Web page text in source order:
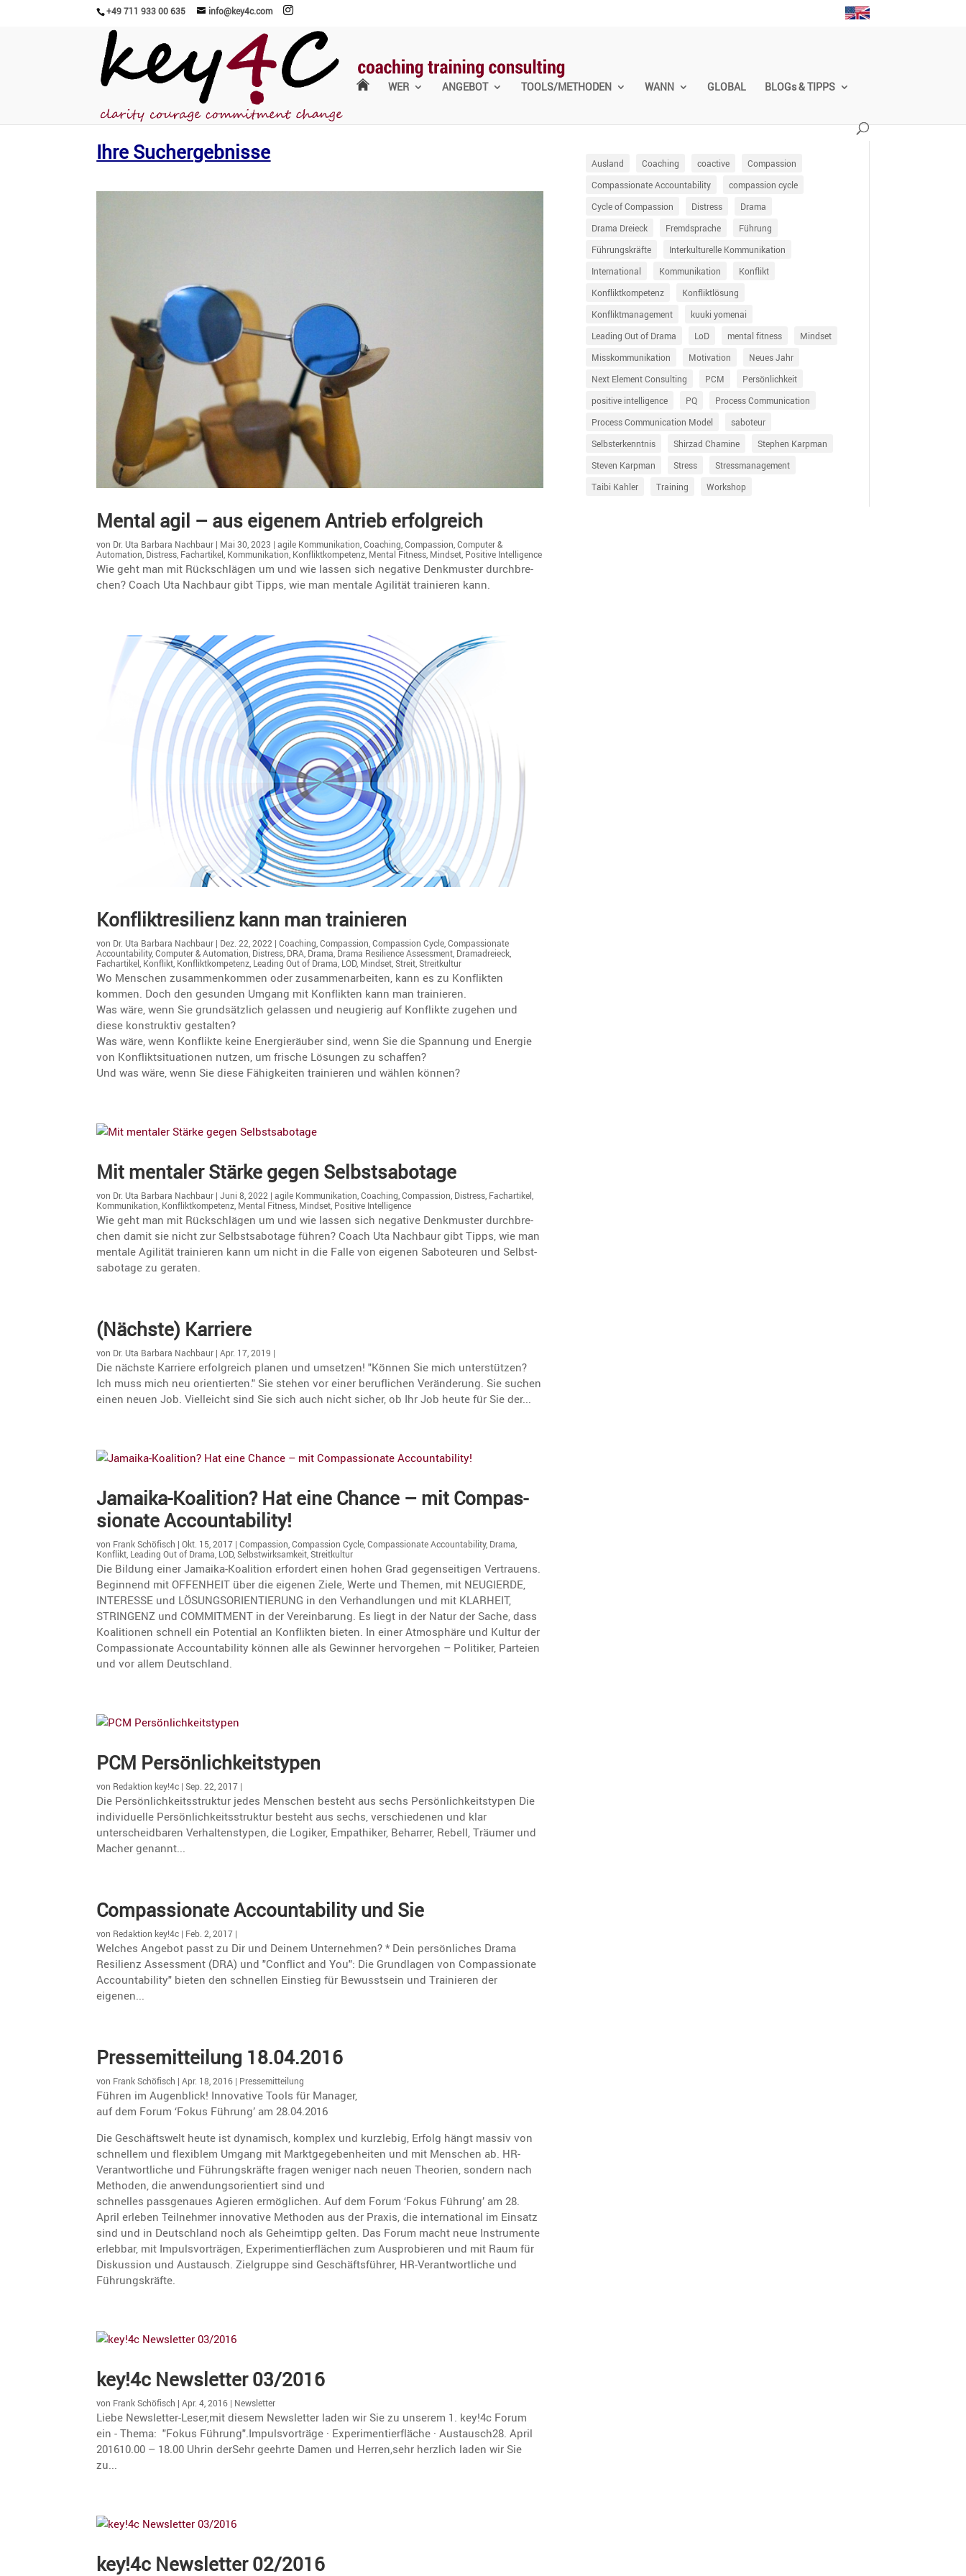
+49 711 933 00 635 info@key4c.com
WER ANGEBOT TOOLS/METHODEN WANN GLOBAL BLOGs & TIPPS
Ihre Suchergebnisse
Mental agil – aus eigenem Antrieb erfolgreich
von Dr. Uta Barbara Nachbaur | Mai 30, 2023 |agile Kommunikation,Coaching,Compassion,Computer &
Automation, Distress, Fachartikel, Kommunikation, Konfliktkompetenz, Mental Fitness, Mindset, Positive Intelligence
Wie geht man mit Rückschlägen um und wie lassen sich negative Denkmuster durch­bre­
chen? Coach Uta Nachbaur gibt Tipps, wie man mentale Agilität trainieren kann.
Konflikt­re­si­lienz kann man trainieren
von Dr. Uta Barbara Nachbaur | Dez. 22, 2022 |Coaching ,Compassion ,Compassion Cycle ,Compassionate
Accountability,Computer & Automation Distress DRA Drama Drama Resilience Assessment Dramadreieck
Fachartikel Konflikt Konfliktkompetenz Leading Out of Drama LOD, Mindset ,Streit ,Streitkultur
Wo Menschen zusam­men­kommen oder zusam­men­ar­beiten, kann es zu Konflikten
kommen. Doch den gesunden Umgang mit Konflikten kann man trainieren.
Was wäre, wenn Sie grund­sätz­lich gelassen und neugierig auf Konflikte zugehen und
diese konstruktiv gestalten?
Was wäre, wenn Konflikte keine Energie­räuber sind, wenn Sie die Spannung und Energie
von Konflikt­si­tua­tionen nutzen, um frische Lösungen zu schaffen?
Und was wäre, wenn Sie diese Fähig­keiten trainieren und wählen können?
Mit mentaler Stärke gegen Selbstsabotage
von Dr. Uta Barbara Nachbaur |Juni 8, 2022 |agile Kommunikation ,Coaching ,Compassion Distress Fachartikel
Kommunikation Konfliktkompetenz Mental Fitness Mindset Positive Intelligence
Wie geht man mit Rückschlägen um und wie lassen sich negative Denkmuster durch­bre­
chen damit sie nicht zur Selbst­sa­bo­tage führen? Coach Uta Nachbaur gibt Tipps, wie man
mentale Agilität trainieren kann um nicht in die Falle von eigenen Saboteuren und Selbst­
sa­bo­tage zu geraten.
(Nächste) Karriere
von Dr. Uta Barbara Nachbaur |Apr. 17, 2019 |
Die nächste Karriere erfolgreich planen und umsetzen! "Können Sie mich unterstützen?
Ich muss mich neu orientierten." Sie stehen vor einer beruflichen Veränderung. Sie suchen
einen neuen Job. Vielleicht sind Sie sich auch nicht sicher, ob Ihr Job heute für Sie der...
Jamaika-Koali­tion? Hat eine Chance – mit Compas­
sio­nate Accountability!
von Frank Schöfisch |Okt. 15, 2017 |Compassion ,Compassion Cycle ,Compassionate Accountability, Drama
Konflikt Leading Out of Drama LOD,Selbstwirksamkeit ,Streitkultur
Die Bildung einer Jamaika-Koali­tion erfor­dert einen hohen Grad gegen­sei­tigen Vertrauens.
Begin­nend mit OFFENHEIT über die eigenen Ziele, Werte und Themen, mit NEUGIERDE,
INTERESSE und LÖSUNGSORIENTIERUNG in den Verhand­lungen und mit KLARHEIT,
STRINGENZ und COMMITMENT in der Verein­ba­rung. Es liegt in der Natur der Sache, dass
Koali­tionen schnell ein Poten­tial an Konflikten bieten. In einer Atmosphäre und Kultur der
Compas­sio­nate Accoun­ta­bi­lity können alle als Gewinner hervor­gehen – Politiker, Parteien
und vor allem Deutschland.
PCM Persön­lich­keits­typen
von Redaktion key!4c |Sep. 22, 2017 |
Die Persönlichkeitsstruktur jedes Menschen besteht aus sechs Persönlichkeitstypen Die
individuelle Persönlichkeitsstruktur besteht aus sechs, verschiedenen und klar
unterscheidbaren Verhaltenstypen, die Logiker, Empathiker, Beharrer, Rebell, Träumer und
Macher genannt...
Compas­sio­nate Accoun­ta­bi­lity und Sie
von Redaktion key!4c | Feb. 2, 2017 |
Welches Angebot passt zu Dir und Deinem Unternehmen? * Dein persönliches Drama
Resilienz Assessment (DRA) und "Conflict and You": Die Grundlagen von Compassionate
Accountability" bieten den schnellen Einstieg für Bewusstsein und Trainieren der
eigenen...
Presse­mit­tei­lung 18.04.2016
von Frank Schöfisch |Apr. 18, 2016 | Pressemitteilung
Führen im Augen­blick! Innova­tive Tools für Manager,
auf dem Forum ‘Fokus Führung’ am 28.04.2016
Die Geschäfts­welt heute ist dynamisch, komplex und kurzlebig, Erfolg hängt massiv von
schnellem und flexi­blem Umgang mit Markt­ge­ge­ben­heiten und mit Menschen ab. HR-
Verant­wort­liche und Führungs­kräfte fragen weniger nach neuen Theorien, sondern nach
Methoden, die anwen­dungs­ori­en­tiert sind und
schnelles passge­naues Agieren ermög­li­chen. Auf dem Forum ‘Fokus Führung’ am 28.
April erleben Teilnehmer innova­tive Methoden aus der Praxis, die inter­na­tional im Einsatz
sind und in Deutsch­land noch als Geheim­tipp gelten. Das Forum macht neue Instru­mente
erlebbar, mit Impuls­vor­trägen, Experi­men­tier­flä­chen zum Auspro­bieren und mit Raum für
Diskus­sion und Austausch. Zielgruppe sind Geschäfts­führer, HR-Verant­wort­liche und
Führungskräfte.
key!4c Newsletter 03/2016
von Frank Schöfisch |Apr. 4, 2016 | Newsletter
Liebe Newsletter-Leser,mit diesem Newsletter laden wir Sie zu unserem 1. key!4c Forum
ein - Thema: "Fokus Führung".Impulsvorträge · Experimentierfläche · Austausch28. April
201610.00 – 18.00 Uhrin derSehr geehrte Damen und Herren,sehr herzlich laden wir Sie
zu...
key!4c Newsletter 02/2016
Ausland Coaching coactive
Compassion
Compassionate Accountability
compassion cycle
Cycle of Compassion
Distress
Drama
Drama Dreieck
Fremdsprache
Führung
Führungskräfte
Interkulturelle Kommunikation
International
Kommunikation
Konflikt
Konfliktkompetenz
Konfliktlösung
Konfliktmanagement
kuuki yomenai
Leading Out of Drama
LoD mental fitness
Mindset
Misskommunikation
Motivation
Neues Jahr
Next Element Consulting
PCM
Persönlichkeit
positive intelligence
PQ
Process Communication
Process Communication Model
saboteur
Selbsterkenntnis
Shirzad Chamine
Stephen Karpman
Steven Karpman
Stress
Stressmanagement
Taibi Kahler
Training Workshop